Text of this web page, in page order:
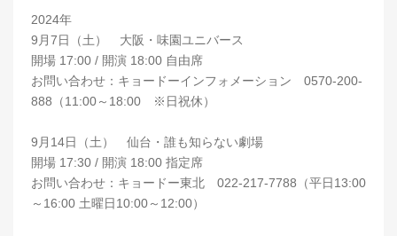
2024年
9月7日（土） 大阪・味園ユニバース
開場 17:00 / 開演 18:00 自由席
お問い合わせ：キョードーインフォメーション 0570-200-
888（11:00～18:00 ※日祝休）
9月14日（土） 仙台・誰も知らない劇場
開場 17:30 / 開演 18:00 指定席
お問い合わせ：キョードー東北 022-217-7788（平日13:00
～16:00 土曜日10:00～12:00）